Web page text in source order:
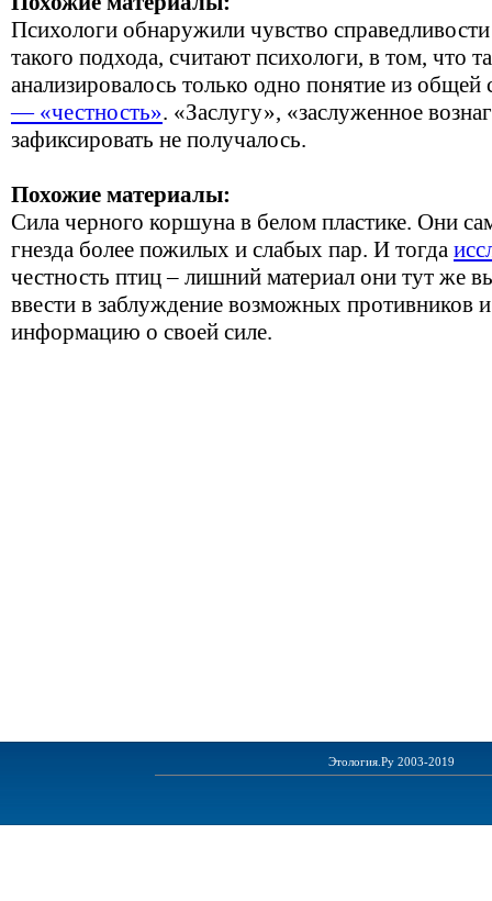
Психологи обнаружили чувство
такого подхода, считают психологи, в том, что
анализировалось только одно понятие из
— «честность». «Заслугу», «заслуженное
зафиксировать не получалось.
Похожие материалы:
Сила черного коршуна в белом пластике. Они
гнезда более пожилых и слабых пар. И тогда
честность птиц – лишний материал они тут же
ввести в заблуждение возможных
информацию о своей силе.
Этология.Ру 2003-2019